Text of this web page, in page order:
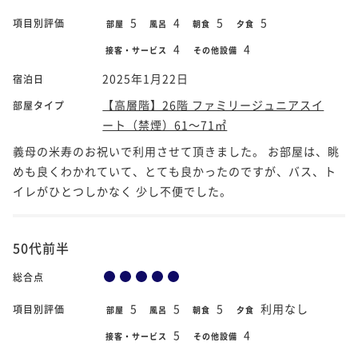
項目別評価 部屋 5 風呂 4 朝食 5 夕食 5
接客・サービス 4 その他設備 4
宿泊日 2025年1月22日
部屋タイプ
【高層階】26階 ファミリージュニアスイ
ート（禁煙）61～71㎡
義母の米寿のお祝いで利用させて頂きました。 お部屋は、眺
めも良くわかれていて、とても良かったのですが、バス、ト
イレがひとつしかなく 少し不便でした。
50代前半
総合点
項目別評価 部屋 5 風呂 5 朝食 5 夕食 利用なし
接客・サービス 5 その他設備 4